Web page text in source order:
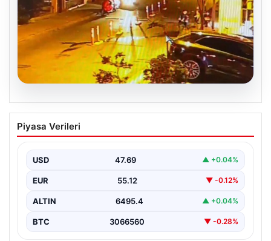
Nilda Müge’nin Ölümüne Yönelik Silahlı
Saldırının Kameralara Yansıyan
İstanbul’un Şişli ilçesinde yaşanan korkutucu olayda,
ilaçları…
Piyasa Verileri
USD 47.69 ▲ +0.04%
EUR 55.12 ▼ -0.12%
ALTIN 6495.4 ▲ +0.04%
BTC 3066560 ▼ -0.28%